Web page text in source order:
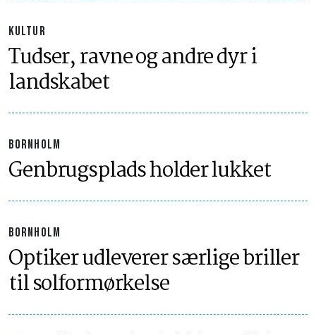
KULTUR
Tudser, ravne og andre dyr i
landskabet
BORNHOLM
Genbrugsplads holder lukket
BORNHOLM
Optiker udleverer særlige briller
til solformørkelse